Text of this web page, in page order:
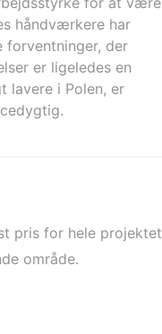
håndværkere har
forventninger, der
er ligeledes en
lavere i Polen, er
pris for hele projektet
område.